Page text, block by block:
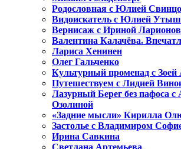
Родословная с Юлией
Видоискатель с Юлией
Вернисаж с Ириной
Валентина Калачёва.
Лариса Хенинен
Олег Гальченко
Культурный променад с Зоей
Путешествуем с Лидией
Лазурный Берег без пафоса с
Озолиной
«Задние мысли» Кирилла
Застолье с Владимиром
Ирина Савкина